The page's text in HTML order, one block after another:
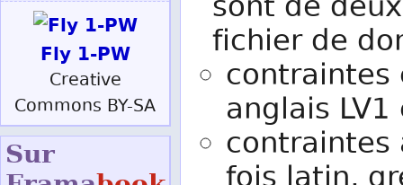
sont de
fichier de
contraintes
anglais
Fly 1-PW
Creative
Commons BY-SA
Sur